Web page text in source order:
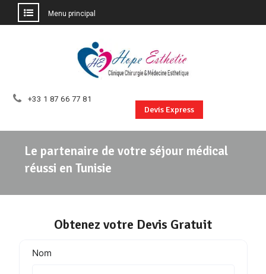
Menu principal
+33 1 87 66 77 81
Devis Express
Le partenaire de votre séjour médical
réussi en Tunisie
Obtenez votre Devis Gratuit